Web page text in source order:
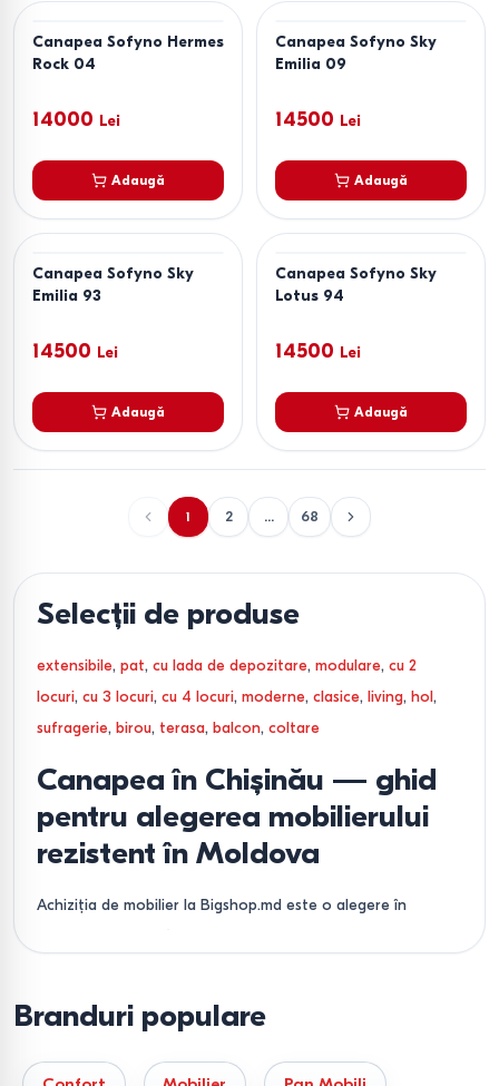
Canapea Sofyno Hermes
Rock 04
14000 Lei
Adaugă
Canapea Sofyno Sky
Emilia 09
14500 Lei
Adaugă
Canapea Sofyno Sky
Emilia 93
14500 Lei
Adaugă
Canapea Sofyno Sky
Lotus 94
14500 Lei
Adaugă
1 2 ... 68
Selecții de produse
extensibile, pat, cu lada de depozitare, modulare, cu 2
locuri, cu 3 locuri, cu 4 locuri, moderne, clasice, living, hol,
sufragerie, birou, terasa, balcon, coltare
Canapea în Chișinău — ghid
pentru alegerea mobilierului
rezistent în Moldova
Achiziția de mobilier la Bigshop.md este o alegere în
la densitatea umpluturii până la resursa mecanismelor de
transformare — este adaptat pentru exploatarea zilnică
Branduri populare